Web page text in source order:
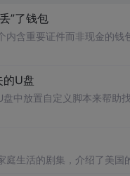
”了钱包
内含重要证件而非现金的
的U盘
中放置自定义脚本来帮助
庭生活的剧集，介绍了美国